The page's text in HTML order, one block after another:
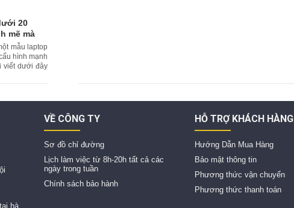
20
mẽ mà
mẫu laptop
hình mạnh
viết dưới đây
hà
VỀ CÔNG TY
Sơ đồ chỉ đường
Lịch làm việc từ 8h-20h tất cả các
ngày trong tuần
Chính sách bảo hành
HỖ TRỢ KHÁCH HÀNG
Hướng Dẫn Mua Hàng
Bảo mật thông tin
Phương thức vận chuyển
Phương thức thanh toán